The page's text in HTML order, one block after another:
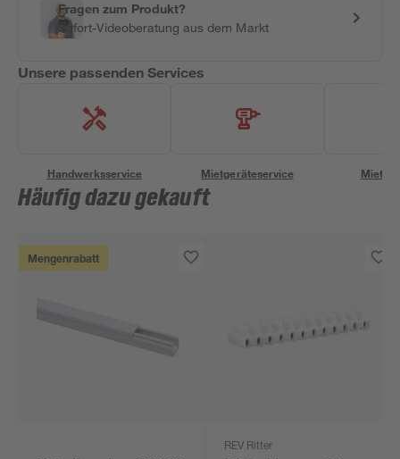
Fragen zum Produkt?
Sofort-Videoberatung aus dem Markt
Unsere passenden Services
Handwerksservice Mietgeräteservice
Häufig dazu gekauft
Mengenrabatt
REV Ritter